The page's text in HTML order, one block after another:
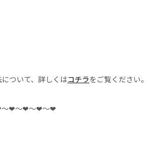
ついて、詳しくはコチラをご覧ください。
❤︎〜❤︎〜❤︎〜❤︎